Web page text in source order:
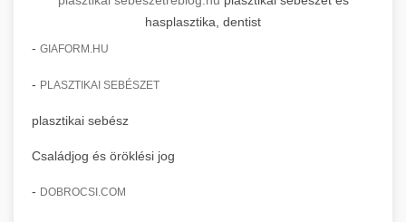
hasplasztika, dentist
- GIAFORM.HU
- PLASZTIKAI SEBÉSZET
plasztikai sebész
Családjog és öröklési jog
- DOBROCSI.COM